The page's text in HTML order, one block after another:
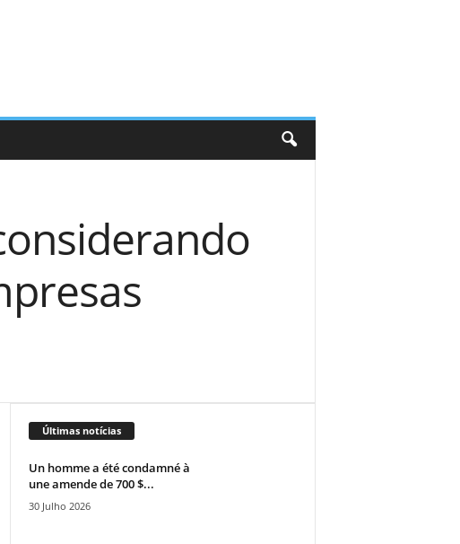
Últimas notícias
Un homme a été condamné à
une amende de 700 $...
30 Julho 2026